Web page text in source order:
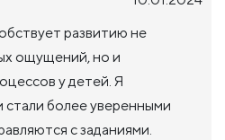
развитию не
ощущений, но и
у детей. Я
стали более уверенными
с заданиями.